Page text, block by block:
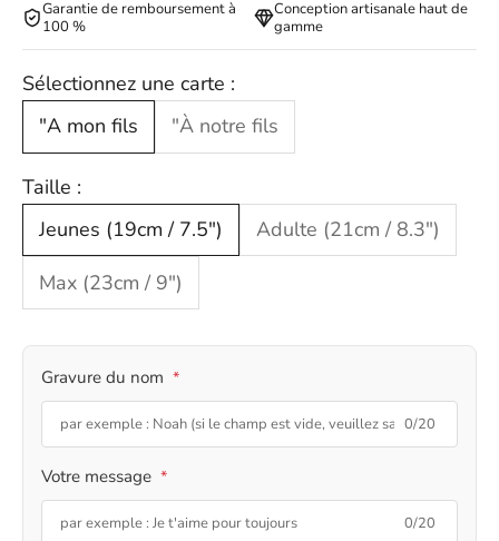
Garantie de remboursement à
100 %
Conception artisanale haut de
gamme
Sélectionnez une carte :
"A mon fils
"À notre fils
Taille :
Jeunes (19cm / 7.5")
Adulte (21cm / 8.3")
Max (23cm / 9")
Gravure du nom *
0/20
Votre message *
0/20